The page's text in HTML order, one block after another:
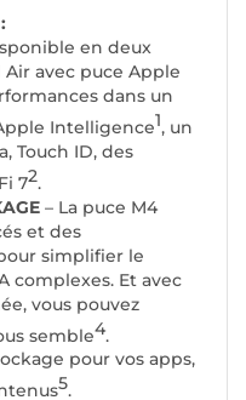
en deux
Air avec puce Apple
dans un
Intelligence1, un
Touch ID, des
72.
– La puce M4
et des
simplifier le
complexes. Et avec
vous pouvez
semble4.
pour vos apps,
5.